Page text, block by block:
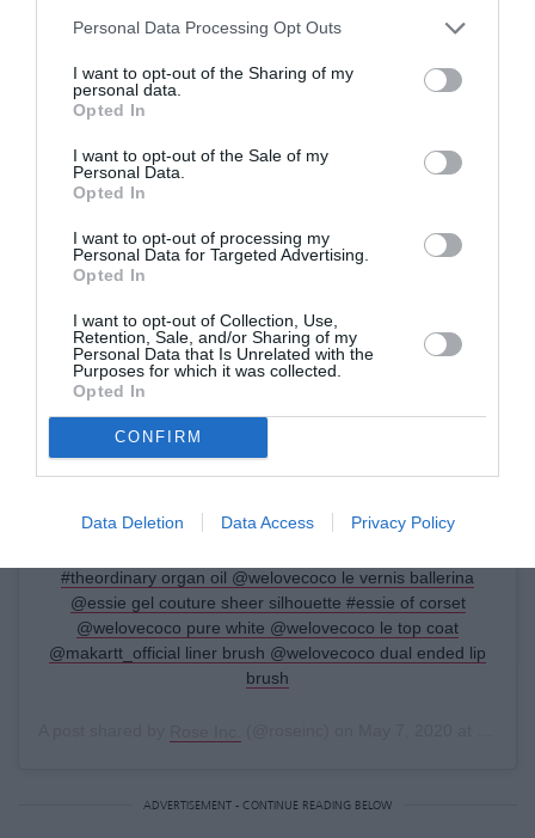
Personal Data Processing Opt Outs
I want to opt-out of the Sharing of my
personal data.
Opted In
I want to opt-out of the Sale of my
Personal Data.
Opted In
I want to opt-out of processing my
Personal Data for Targeted Advertising.
Opted In
I want to opt-out of Collection, Use,
Retention, Sale, and/or Sharing of my
Personal Data that Is Unrelated with the
Purposes for which it was collected.
Opted In
CONFIRM
Data Deletion Data Access Privacy Policy
View this post on Instagram
Minimal at-home manicure by @betina_goldstein,
@welovecoco nail artist Products featured: @necessaire
the body exfoliator @oribe redefining hand scrub
@welovecoco sublimage face scrub @summerfridays r+r
mask #christinafitzgerald manicure mask @drbarbarasturm
#welovecoco le lift creme @weleda_usa hand cream
#theordinary organ oil @welovecoco le vernis ballerina
@essie gel couture sheer silhouette #essie of corset
@welovecoco pure white @welovecoco le top coat
@makartt_official liner brush @welovecoco dual ended lip
brush
ADVERTISEMENT - CONTINUE READING BELOW